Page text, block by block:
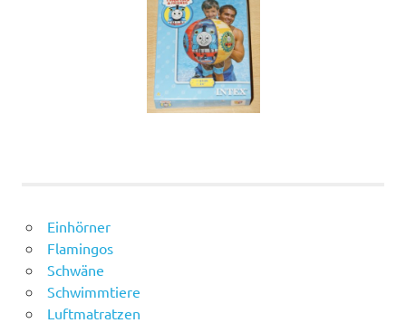
Einhörner
Flamingos
Schwäne
Schwimmtiere
Luftmatratzen